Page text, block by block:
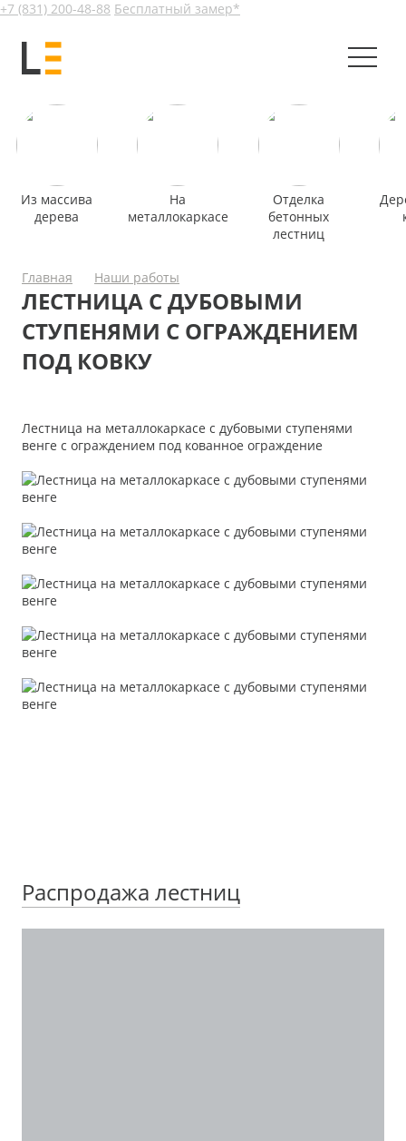
+7 (831) 200-48-88 Бесплатный замер*
Из массива
дерева
На
металлокаркасе
Отделка
бетонных
лестниц
Главная Наши работы
ЛЕСТНИЦА С ДУБОВЫМИ
СТУПЕНЯМИ С ОГРАЖДЕНИЕМ
ПОД КОВКУ
Лестница на металлокаркасе с дубовыми ступенями
венге с ограждением под кованное ограждение
Распродажа лестниц